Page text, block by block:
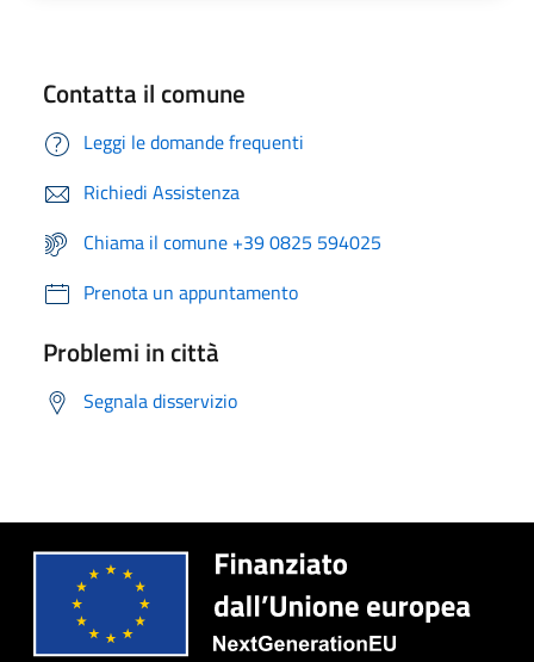
Contatta il comune
Leggi le domande frequenti
Richiedi Assistenza
Chiama il comune +39 0825 594025
Prenota un appuntamento
Problemi in città
Segnala disservizio